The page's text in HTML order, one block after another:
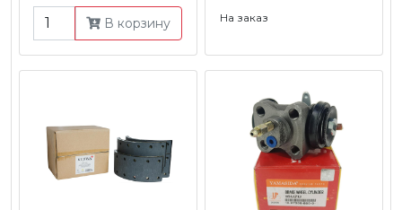
В корзину На заказ